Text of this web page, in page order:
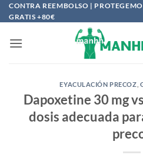
Saltar
al
CONTRA REEMBOLSO |
GRATIS +80€
EYACULACIÓN PRECOZ
Dapoxetine 30 mg
dosis adecuada